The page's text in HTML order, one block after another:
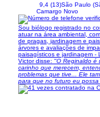
9,4 (13)São Paulo
Camargo Novo
Sou biólogo registrado no
atuar na área ambiental,
de pragas, jardinagem e
árvores e avaliações de
paisagísticos e jardinagem -
Victor disse: "O Reginaldo é
carinho que merecem,
problemas que tive... Ele
para que no futuro eu